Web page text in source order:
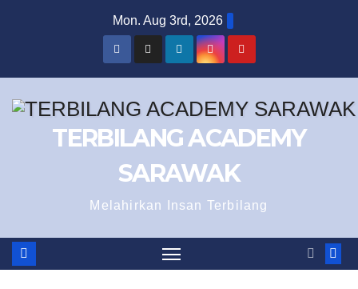
Mon. Aug 3rd, 2026
TERBILANG ACADEMY
SARAWAK
Melahirkan Insan Terbilang